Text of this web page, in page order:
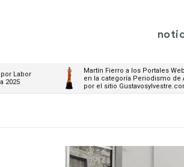
Labor
2025
Martín Fierro a los Portales
en la categoría Periodismo de
por el sitio